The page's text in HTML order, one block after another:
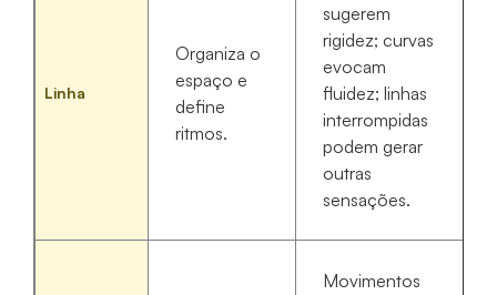
Linha
Organiza o
espaço e
define
ritmos.
sugerem
rigidez; curvas
evocam
fluidez; linhas
interrompidas
podem gerar
outras
sensações.
Movimentos